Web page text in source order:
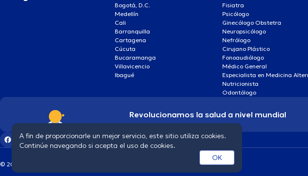
Bogotá, D.C.
Medellín
Cali
Barranquilla
Cartagena
Cúcuta
Bucaramanga
Villavicencio
Ibagué
Fisiatra
Psicólogo
Ginecólogo Obstetra
Neuropsicólogo
Nefrólogo
Cirujano Plástico
Fonoaudiólogo
Médico General
Especialista en Medicina
Nutricionista
Odontólogo
Revolucionamos la salud a nivel mundial
© 2026 doctoranytime
A fin de proporcionarle un mejor servicio, este sitio utiliza cookies.
Continúe navegando si acepta el uso de cookies.
OK